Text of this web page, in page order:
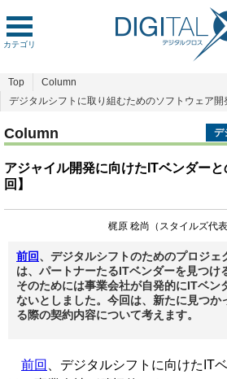
カテゴリ
Top
Column
デジタルシフトに取り組むためのソフトウェア開
Column
デ
の
アジャイル開発に向けたITベンダー
回】
梶原 稔尚（スタイルズ代表
前回、デジタルシフトのためのプロジェ
は、パートナーたるITベンダーを見つけ
そのためには事業会社が自発的にITベン
ないとしました。今回は、新たに見つか
る際の契約内容について考えます。
前回
、デジタルシフトに向けたIT